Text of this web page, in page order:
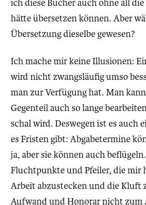
ich diese Bücher auch ohne all
hätte übersetzen können. Aber
Übersetzung dieselbe gewesen?
Ich mache mir keine Illusionen:
wird nicht zwangsläufig umso
man zur Verfügung hat. Man
Gegenteil auch so lange
schal wird. Deswegen ist es auch
es Fristen gibt: Abgabetermine
ja, aber sie können auch
Fluchtpunkte und Pfeiler, die mir
Arbeit abzustecken und die Kluft
Aufwand und Honorar nicht zum